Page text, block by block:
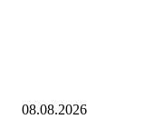
08.08.2026